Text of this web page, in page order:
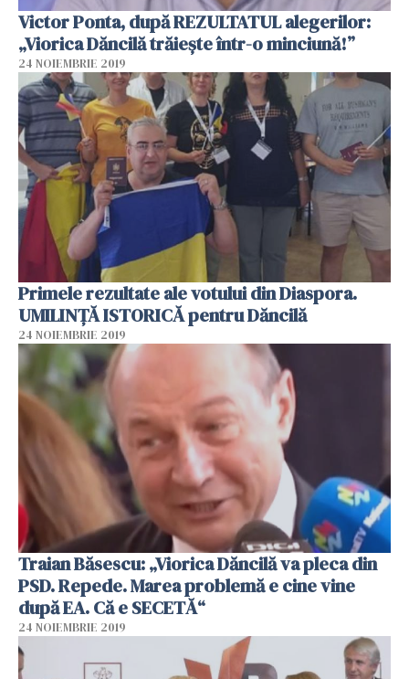
Victor Ponta, după REZULTATUL alegerilor:
„Viorica Dăncilă trăiește într-o minciună!”
24 NOIEMBRIE 2019
Primele rezultate ale votului din Diaspora.
UMILINȚĂ ISTORICĂ pentru Dăncilă
24 NOIEMBRIE 2019
Traian Băsescu: „Viorica Dăncilă va pleca din
PSD. Repede. Marea problemă e cine vine
după EA. Că e SECETĂ“
24 NOIEMBRIE 2019